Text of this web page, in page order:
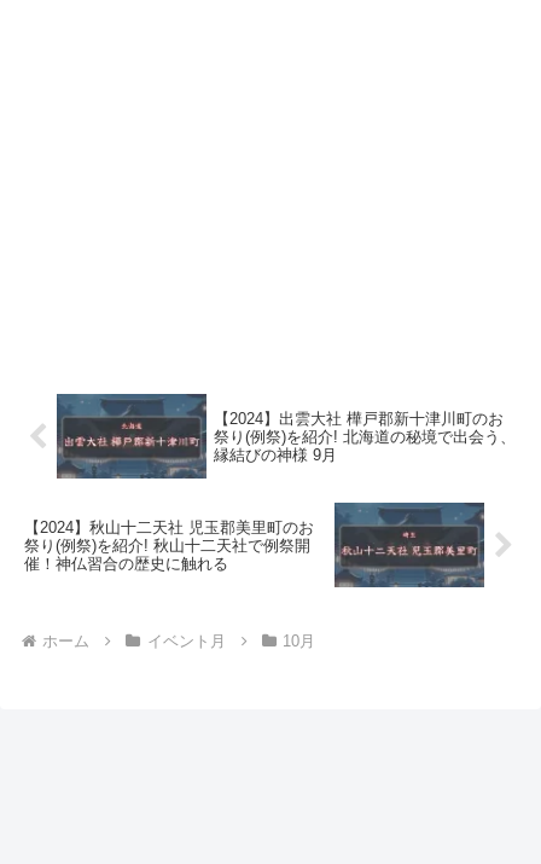
【2024】出雲大社 樺戸郡新十津川町のお
祭り(例祭)を紹介! 北海道の秘境で出会う、
縁結びの神様 9月
【2024】秋山十二天社 児玉郡美里町のお
祭り(例祭)を紹介! 秋山十二天社で例祭開
催！神仏習合の歴史に触れる
ホーム イベント月 10月